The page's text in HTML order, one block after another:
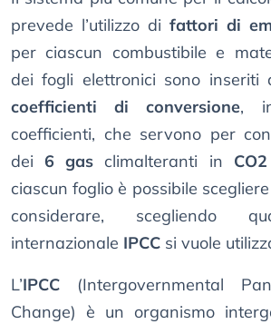
prevede l’utilizzo di fattori di
per ciascun combustibile e
dei fogli elettronici sono inseriti
coefficienti di conversione,
coefficienti, che servono per
dei6 gas climalteranti in CO2
ciascun foglio è possibile
considerare, scegliendo
internazionale IPCC si vuole
L’IPCC (Intergovernmental
Change) è un organismo